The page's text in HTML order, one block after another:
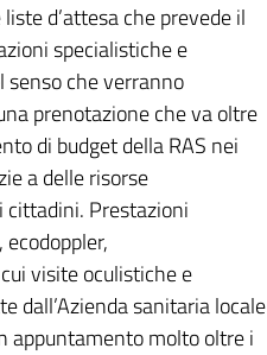
d’attesa che prevede il
specialistiche e
che verranno
prenotazione che va oltre
di budget della RAS nei
a delle risorse
Prestazioni
visite oculistiche e
dall’Azienda sanitaria locale
appuntamento molto oltre i